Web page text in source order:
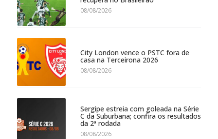
08/08/2026
City London vence o PSTC fora de
casa na Terceirona 2026
08/08/2026
Sergipe estreia com goleada na Série
C da Suburbana; confira os resultados
da 2ª rodada
08/08/2026